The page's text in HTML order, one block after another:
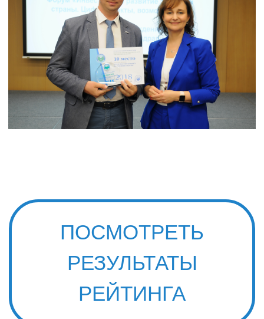
ПОСМОТРЕТЬ
РЕЗУЛЬТАТЫ
РЕЙТИНГА